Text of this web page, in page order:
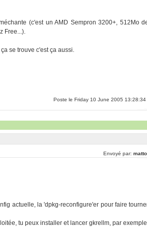
(c'est un AMD Sempron 3200+, 512Mo
Free...).
se trouve c'est ça aussi.
Poste le Friday 10 June 2005 13:28:34
Envoyé par:
actuelle, la 'dpkg-reconfigure'er pour faire
tu peux installer et lancer gkrellm, par